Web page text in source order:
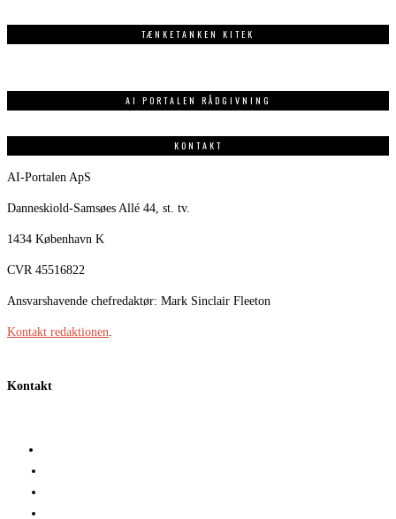
TÆNKETANKEN KITEK
AI PORTALEN RÅDGIVNING
KONTAKT
AI-Portalen ApS
Danneskiold-Samsøes Allé 44, st. tv.
1434 København K
CVR 45516822
Ansvarshavende chefredaktør: Mark Sinclair Fleeton
Kontakt redaktionen
Kontakt